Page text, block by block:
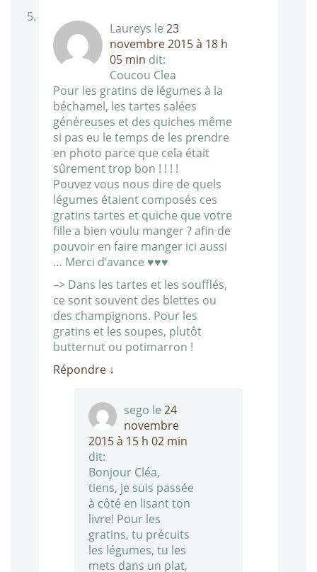
Laureys le 23
novembre 2015 à 18 h
05 min dit:
Coucou Clea
Pour les gratins de légumes à la
béchamel, les tartes salées
généreuses et des quiches même
si pas eu le temps de les prendre
en photo parce que cela était
sûrement trop bon ! ! ! !
Pouvez vous nous dire de quels
légumes étaient composés ces
gratins tartes et quiche que votre
fille a bien voulu manger ? afin de
pouvoir en faire manger ici aussi
… Merci d’avance ♥♥♥
–> Dans les tartes et les soufflés,
ce sont souvent des blettes ou
des champignons. Pour les
gratins et les soupes, plutôt
butternut ou potimarron !
Répondre ↓
sego le 24
novembre
2015 à 15 h 02 min
dit:
Bonjour Cléa,
tiens, je suis passée
à côté en lisant ton
livre! Pour les
gratins, tu précuits
les légumes, tu les
mets dans un plat,